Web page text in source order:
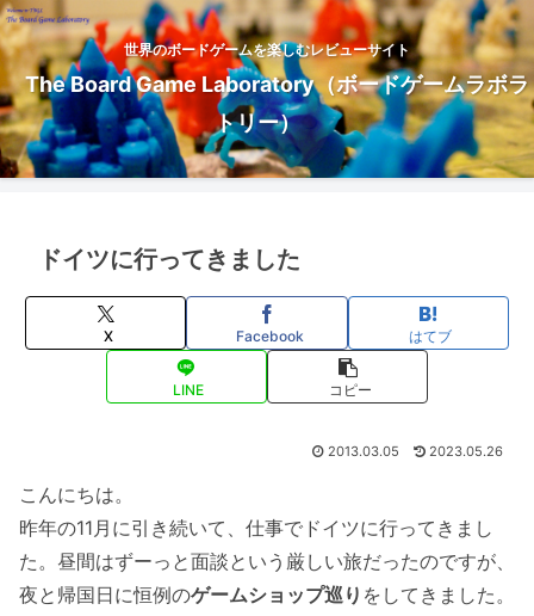
世界のボードゲームを楽しむレビューサイト
The Board Game Laboratory（ボードゲームラボラ
トリー）
ドイツに行ってきました
X Facebook はてブ
LINE コピー
2013.03.05 2023.05.26
こんにちは。
昨年の11月に引き続いて、仕事でドイツに行ってきまし
た。昼間はずーっと面談という厳しい旅だったのですが、
夜と帰国日に恒例のゲームショップ巡り をしてきました。